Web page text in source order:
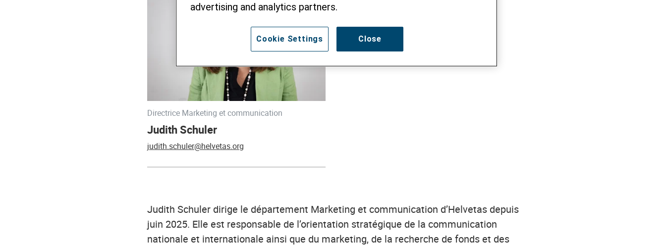
Directrice Marketing et communication
Judith Schuler
judith.schuler@helvetas.org
Judith Schuler dirige le département Marketing et communication d’Helvetas depuis
juin 2025. Elle est responsable de l’orientation stratégique de la communication
nationale et internationale ainsi que du marketing, de la recherche de fonds et des
advertising and analytics partners.
Close
Cookie Settings